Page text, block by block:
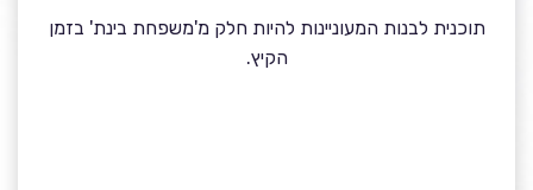
תוכנית לבנות המעוניינות להיות חלק מ'משפחת בינת' בזמן
הקיץ.